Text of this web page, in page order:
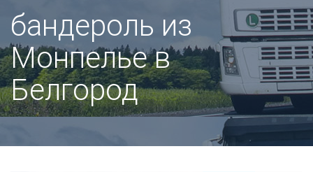
бандероль из
Монпелье в
Белгород